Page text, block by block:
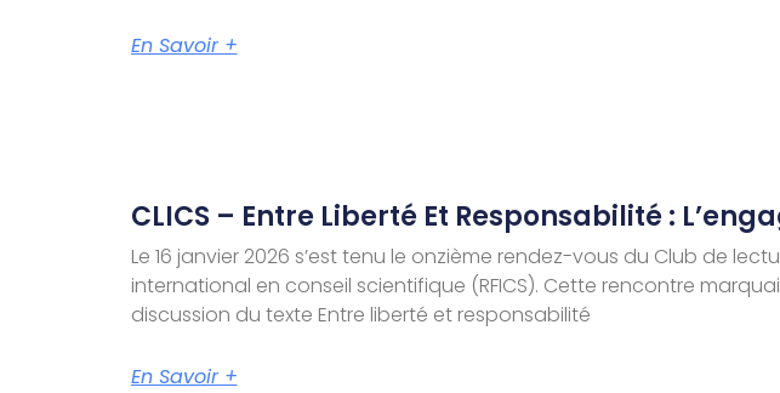
En Savoir +
CLICS – Entre Liberté Et Responsabilité :
Le 16 janvier 2026 s’est tenu le onzième rendez-vous du Club de
international en conseil scientifique (RFICS). Cette rencontre
discussion du texte Entre liberté et responsabilité
En Savoir +